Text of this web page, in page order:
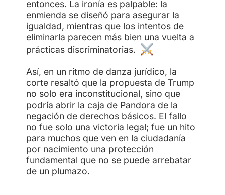
entonces. La ironía es palpable: la
enmienda se diseñó para asegurar la
igualdad, mientras que los intentos de
eliminarla parecen más bien una vuelta a
prácticas discriminatorias.
Así, en un ritmo de danza jurídico, la
corte resaltó que la propuesta de Trump
no solo era inconstitucional, sino que
podría abrir la caja de Pandora de la
negación de derechos básicos. El fallo
no fue solo una victoria legal; fue un hito
para muchos que ven en la ciudadanía
por nacimiento una protección
fundamental que no se puede arrebatar
de un plumazo.